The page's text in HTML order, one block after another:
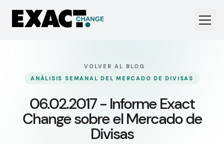
VOLVER AL BLOG ·
ANÁLISIS SEMANAL DEL MERCADO DE DIVISAS
06.02.2017 - Informe Exact
Change sobre el Mercado de
Divisas